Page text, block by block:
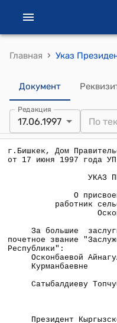
Главная ›
Документ
Редакция
17.06.1997